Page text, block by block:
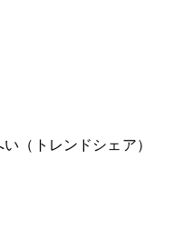
（トレンドシェア）